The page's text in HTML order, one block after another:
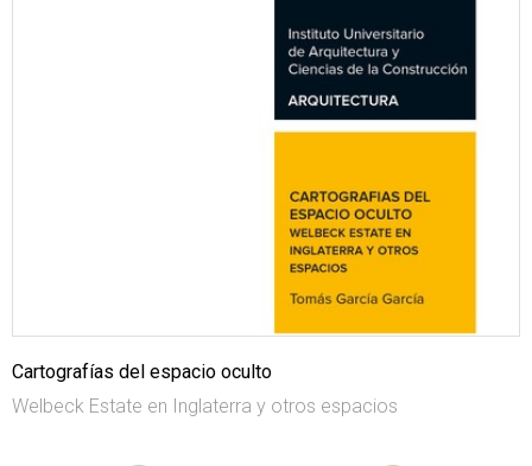
Cartografías del espacio oculto
Welbeck Estate en Inglaterra y otros espacios